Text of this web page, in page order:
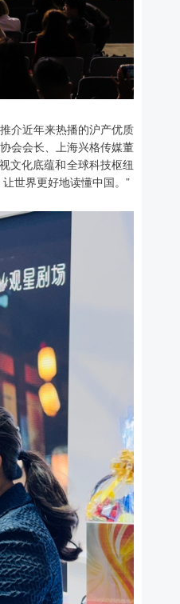
介近年来热播的沪产优质
会会长、上海兴格传媒董
文化底蕴和全球科技枢纽
世界更好地读懂中国。”